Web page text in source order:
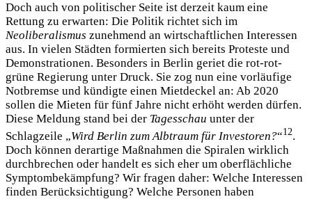
Doch auch von politischer Seite ist derzeit kaum eine
Rettung zu erwarten: Die Politik richtet sich im
Neoliberalismus zunehmend an wirtschaftlichen Interessen
aus. In vielen Städten formierten sich bereits Proteste und
Demonstrationen. Besonders in Berlin geriet die rot-rot-
grüne Regierung unter Druck. Sie zog nun eine vorläufige
Notbremse und kündigte einen Mietdeckel an: Ab 2020
sollen die Mieten für fünf Jahre nicht erhöht werden dürfen.
Diese Meldung stand bei der Tagesschau unter der
Schlagzeile „Wird Berlin zum Albtraum für Investoren?“12.
Doch können derartige Maßnahmen die Spiralen wirklich
durchbrechen oder handelt es sich eher um oberflächliche
Symptombekämpfung? Wir fragen daher: Welche Interessen
finden Berücksichtigung? Welche Personen haben